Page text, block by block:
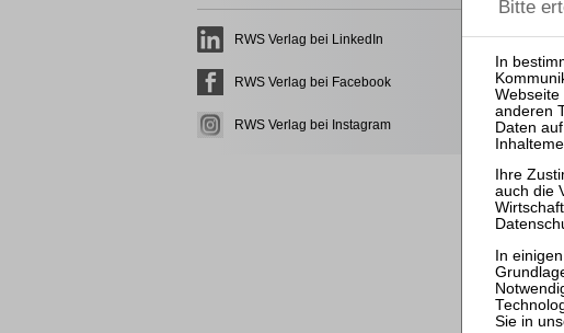
RWS Verlag bei LinkedIn
RWS Verlag bei Facebook
RWS Verlag bei Instagram